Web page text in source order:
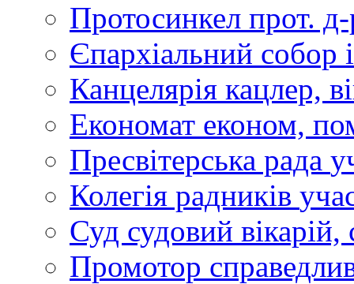
Протосинкел прот.
Єпархіальний собор
Канцелярія кацлер,
Економат економ,
Пресвітерська рада
Колегія радників
Суд судовий вікарій,
Промотор